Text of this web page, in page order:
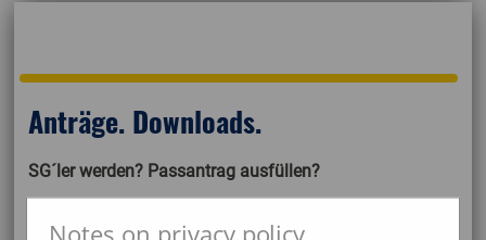
Anträge. Downloads.
SG´ler werden? Passantrag ausfüllen?
Notes on privacy policy